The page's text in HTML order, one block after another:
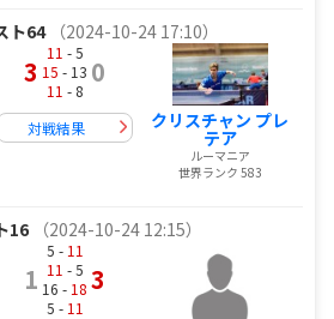
ト64 （2024-10-24 17:10）
3
11 - 5
15 - 13
11 - 8
0
対戦結果 クリスチャン プレ
テア
ルーマニア
世界ランク 583
16 （2024-10-24 12:15）
1
5 - 11
11 - 5
16 - 18
5 - 11
3